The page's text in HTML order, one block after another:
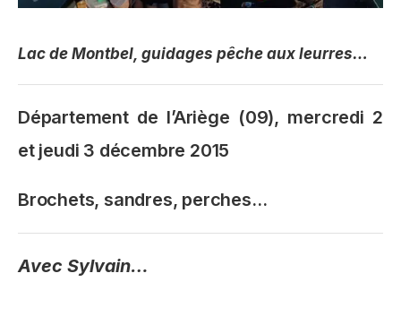
Lac de Montbel, guidages pêche aux leurres…
Département de l’Ariège (09), mercredi 2
et jeudi 3 décembre 2015
Brochets, sandres, perches…
Avec Sylvain…